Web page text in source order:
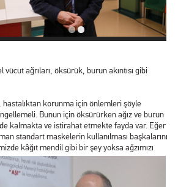
ağrıları, öksürük, burun akıntısı gibi
korunma için önlemleri şöyle
Bunun için öksürürken ağız ve burun
kalmakta ve istirahat etmekte fayda var. Eğer
standart maskelerin kullanılması başkalarını
kâğıt mendil gibi bir şey yoksa ağzımızı